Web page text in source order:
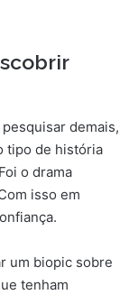
demais,
tipo de história
o drama
isso em
um biopic sobre
tenham